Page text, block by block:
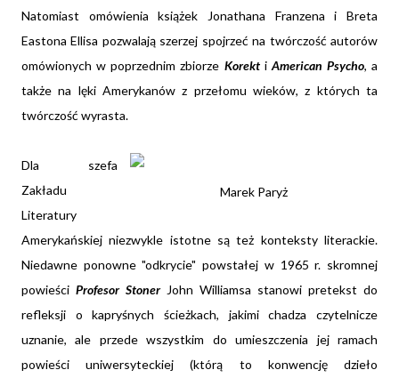
Natomiast omówienia książek Jonathana Franzena i Breta
Eastona Ellisa pozwalają szerzej spojrzeć na twórczość autorów
omówionych w poprzednim zbiorze Korekt i American Psycho, a
także na lęki Amerykanów z przełomu wieków, z których ta
twórczość wyrasta.
Marek Paryż
Dla szefa
Zakładu
Literatury
Amerykańskiej niezwykle istotne są też konteksty literackie.
Niedawne ponowne "odkrycie" powstałej w 1965 r. skromnej
powieści Profesor StonerJohn Williamsa stanowi pretekst do
refleksji o kapryśnych ścieżkach, jakimi chadza czytelnicze
uznanie, ale przede wszystkim do umieszczenia jej ramach
powieści uniwersyteckiej (którą to konwencję dzieło